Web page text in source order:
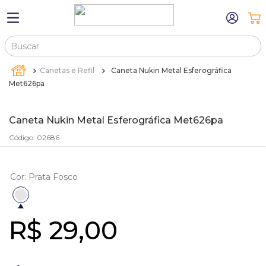
Buscar
Canetas e Refil
Caneta Nukin Metal Esferográfica
Met626pa
Caneta Nukin Metal Esferográfica Met626pa
Código: 02686
Cor: Prata Fosco
R$ 29,00
3º
bandejas
4º
sacola
8º